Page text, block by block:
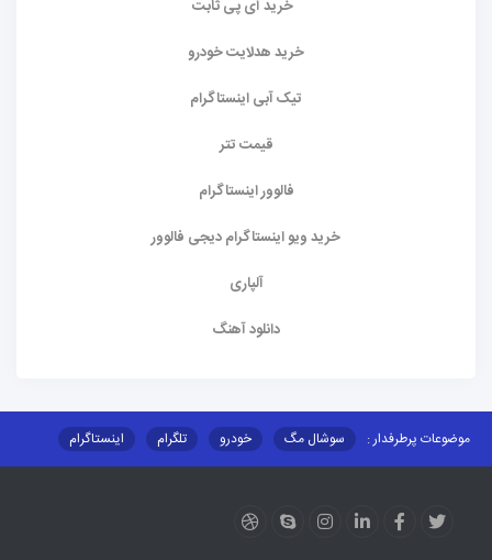
خرید آی پی ثابت
خرید هدلایت خودرو
تیک آبی اینستاگرام
قیمت تتر
فالوور اینستاگرام
خرید ویو اینستاگرام دیجی فالوور
آلپاری
دانلود آهنگ
موضوعات پرطرفدار : سوشال مگ خودرو تلگرام
اینستاگرام